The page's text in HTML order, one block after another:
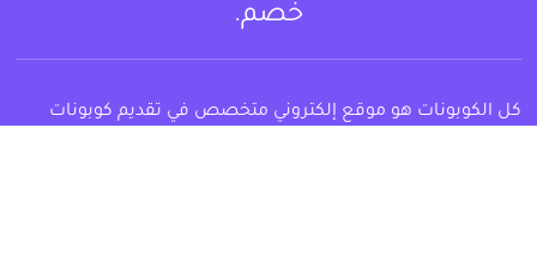
خصم.
كل الكوبونات هو موقع إلكتروني متخصص في تقديم كوبونات